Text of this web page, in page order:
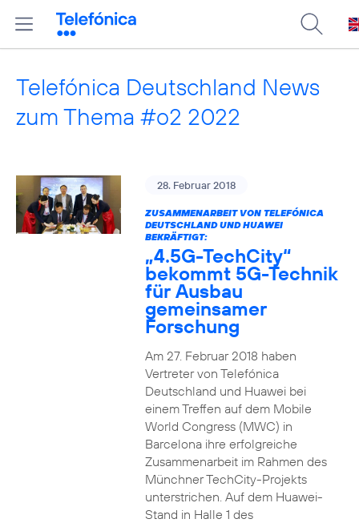
Telefónica Deutschland News
zum Thema #o2 2022
28. Februar 2018
ZUSAMMENARBEIT VON TELEFÓNICA
DEUTSCHLAND UND HUAWEI
BEKRÄFTIGT:
„4.5G-TechCity“
bekommt 5G-Technik
für Ausbau
gemeinsamer
Forschung
Am 27. Februar 2018 haben
Vertreter von Telefónica
Deutschland und Huawei bei
einem Treffen auf dem Mobile
World Congress (MWC) in
Barcelona ihre erfolgreiche
Zusammenarbeit im Rahmen des
Münchner TechCity-Projekts
unterstrichen. Auf dem Huawei-
Stand in Halle 1 des